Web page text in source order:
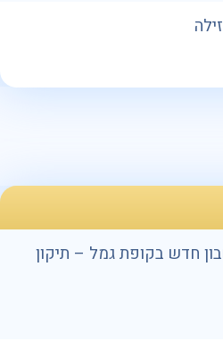
חדש בקופת גמל – תיקון